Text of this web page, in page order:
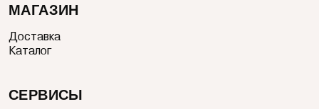
МАГАЗИН
Доставка
Каталог
СЕРВИСЫ